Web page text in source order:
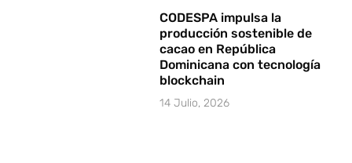
CODESPA impulsa la
producción sostenible de
cacao en República
Dominicana con tecnología
blockchain
14 Julio, 2026